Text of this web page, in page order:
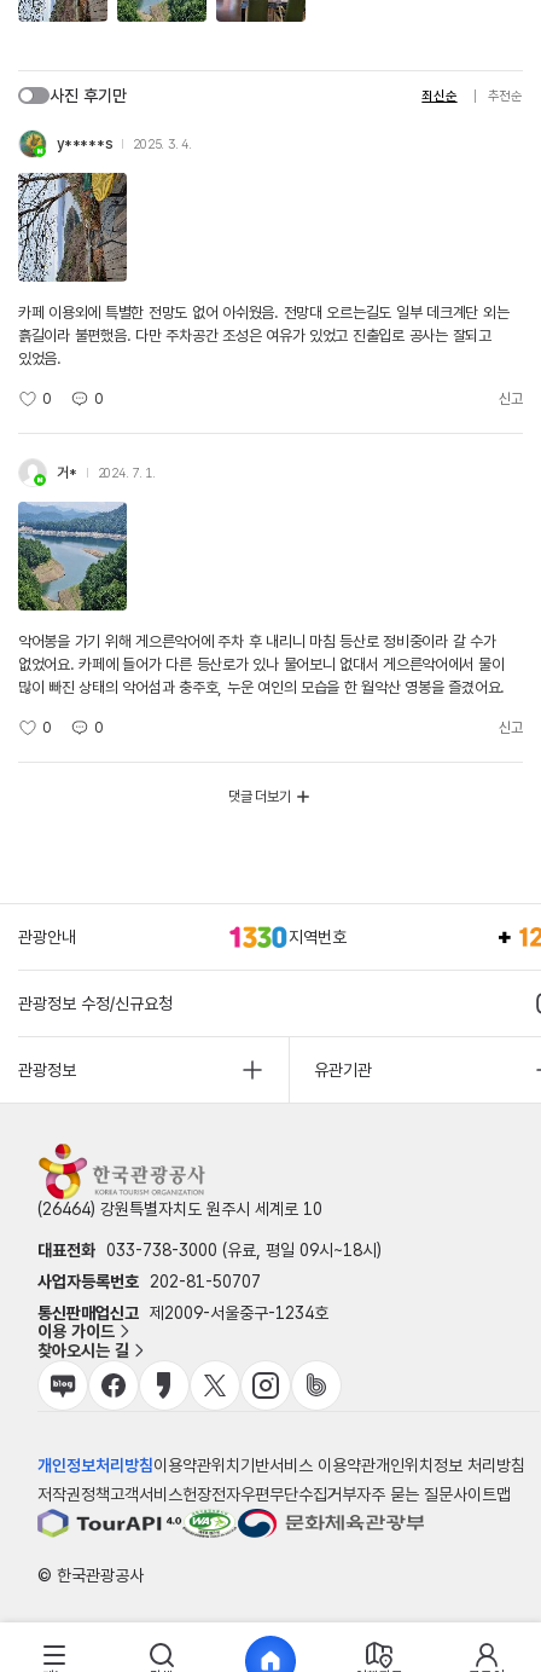
사진 후기만 최신순 추천순
y*****s 2025. 3. 4.
카페 이용외에 특별한 전망도 없어 아쉬웠음. 전망대 오르는길도 일부 데크계단 외는
흙길이라 불편했음. 다만 주차공간 조성은 여유가 있었고 진출입로 공사는 잘되고
있었음.
0 0 신고
거* 2024. 7. 1.
악어봉을 가기 위해 게으른악어에 주차 후 내리니 마침 등산로 정비중이라 갈 수가
없었어요. 카페에 들어가 다른 등산로가 있나 물어보니 없대서 게으른악어에서 물이
많이 빠진 상태의 악어섬과 충주호, 누운 여인의 모습을 한 월악산 영봉을 즐겼어요.
0 0 신고
댓글 더보기
관광안내 지역번호
관광정보 수정/신규요청
관광정보 유관기관
(26464) 강원특별자치도 원주시 세계로 10
대표전화 033-738-3000 (유료, 평일 09시~18시)
사업자등록번호
202-81-50707
통신판매업신고 제2009-서울중구-1234호
이용 가이드
찾아오시는 길
개인정보처리방침이용약관위치기반서비스 이용약관개인위치정보 처리방침
저작권정책고객서비스헌장전자우편무단수집거부자주 묻는 질문사이트맵
© 한국관광공사